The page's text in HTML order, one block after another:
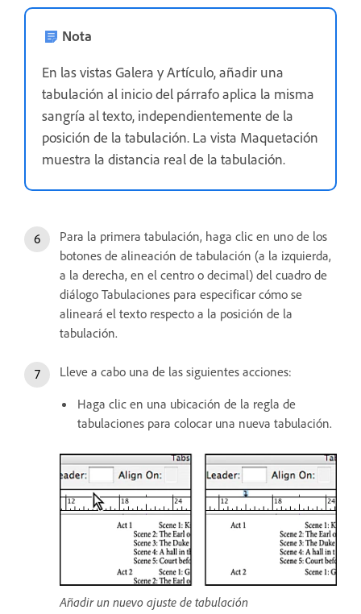
Nota
En las vistas Galera y Artículo, añadir una
tabulación al inicio del párrafo aplica la misma
sangría al texto, independientemente de la
posición de la tabulación. La vista Maquetación
muestra la distancia real de la tabulación.
Para la primera tabulación, haga clic en uno de los
botones de alineación de tabulación (a la izquierda,
a la derecha, en el centro o decimal) del cuadro de
diálogo Tabulaciones para especificar cómo se
alineará el texto respecto a la posición de la
tabulación.
Lleve a cabo una de las siguientes acciones:
Haga clic en una ubicación de la regla de
tabulaciones para colocar una nueva tabulación.
Añadir un nuevo ajuste de tabulación